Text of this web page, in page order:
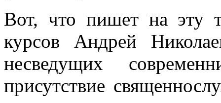
Вот, что пишет на эту
курсов Андрей
несведущих
присутствие